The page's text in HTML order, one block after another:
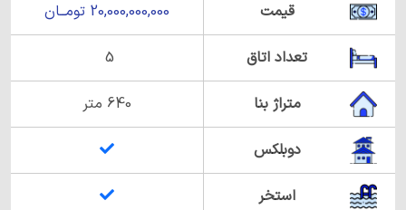
قیمت 20,000,000,000 تومــان
تعداد اتاق 5
متراژ بنا 640 متر
دوبلکس
استخر